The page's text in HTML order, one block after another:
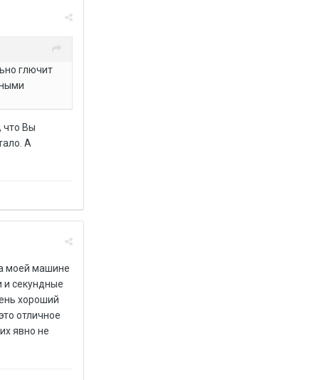
глючит
что Вы
А
моей машине
и секундные
хороший
отличное
явно не